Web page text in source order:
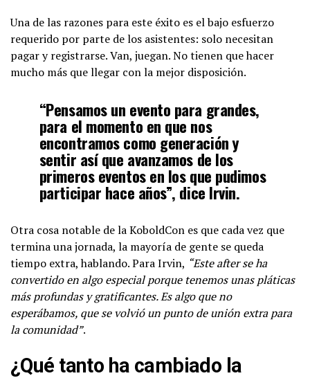
Una de las razones para este éxito es el bajo esfuerzo
requerido por parte de los asistentes: solo necesitan
pagar y registrarse. Van, juegan. No tienen que hacer
mucho más que llegar con la mejor disposición.
“Pensamos un evento para grandes,
para el momento en que nos
encontramos como generación y
sentir así que avanzamos de los
primeros eventos en los que pudimos
participar hace años”, dice Irvin.
Otra cosa notable de la KoboldCon es que cada vez que
termina una jornada, la mayoría de gente se queda
tiempo extra, hablando. Para Irvin, “Este after se ha
convertido en algo especial porque tenemos unas pláticas
más profundas y gratificantes. Es algo que no
esperábamos, que se volvió un punto de unión extra para
la comunidad”.
¿Qué tanto ha cambiado la